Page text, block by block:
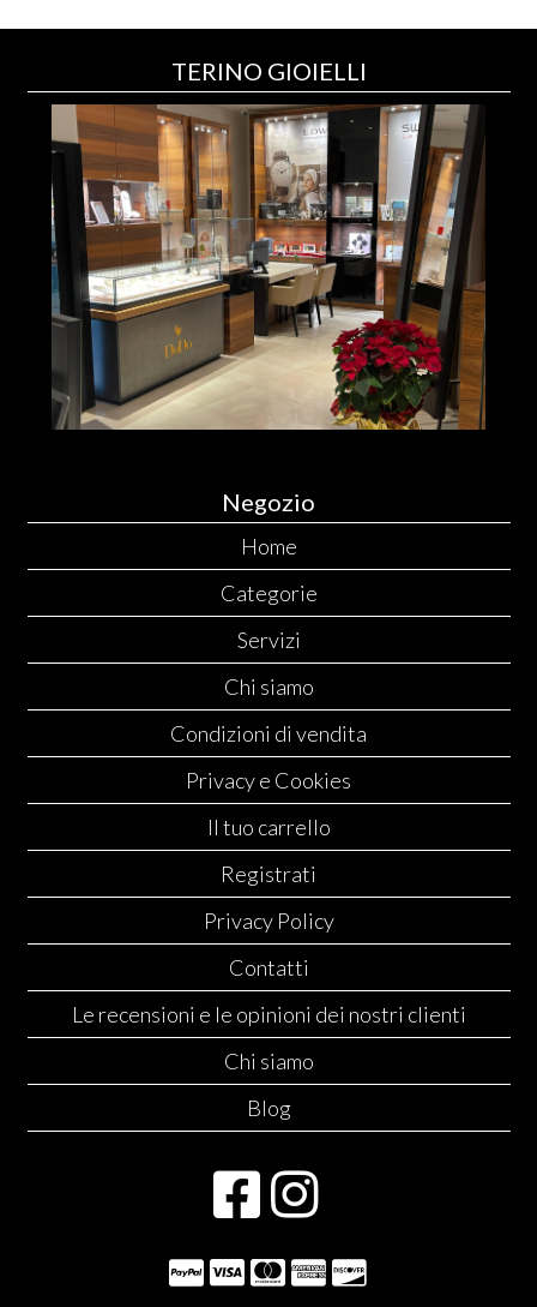
TERINO GIOIELLI
Negozio
Home
Categorie
Servizi
Chi siamo
Condizioni di vendita
Privacy e Cookies
Il tuo carrello
Registrati
Privacy Policy
Contatti
Le recensioni e le opinioni dei nostri clienti
Chi siamo
Blog